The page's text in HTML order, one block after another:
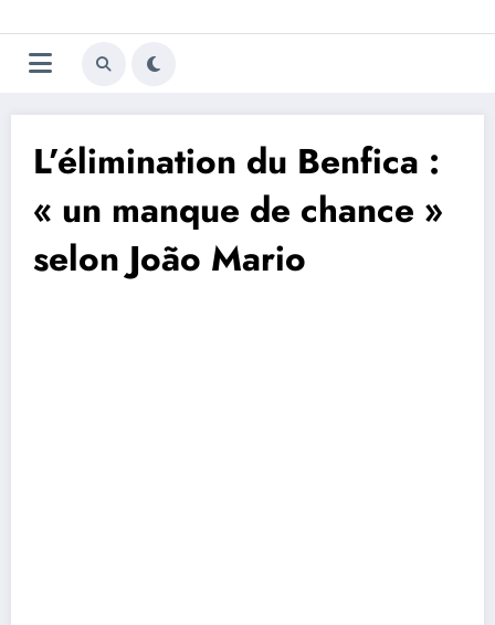
au
contenu
Trivela
L'actualité du football
L’élimination du Benfica :
« un manque de chance »
selon João Mario